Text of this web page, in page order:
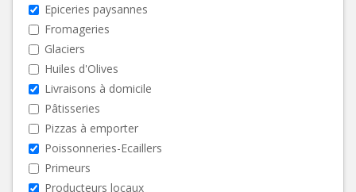
Epiceries paysannes
Fromageries
Glaciers
Huiles d'Olives
Livraisons à domicile
Pâtisseries
Pizzas à emporter
Poissonneries-Ecaillers
Primeurs
Producteurs locaux